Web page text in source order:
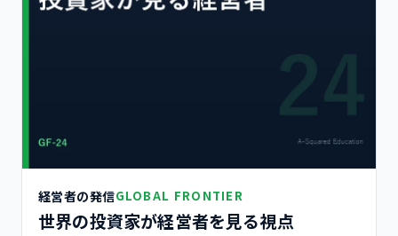
経営者の発信GLOBAL FRONTIER
世界の投資家が経営者を見る視点